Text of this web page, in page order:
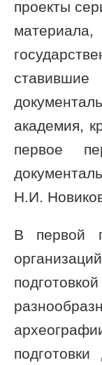
проекты
академия,
первое
Н.И.
В первой